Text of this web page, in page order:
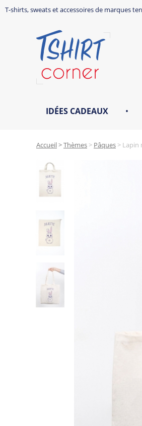
T-shirts, sweats et accessoires de marques
IDÉES CADEAUX •
Accueil>Thèmes > Pâques > Lapin